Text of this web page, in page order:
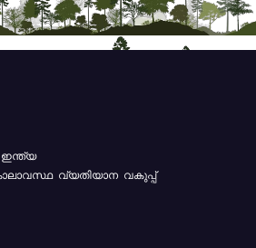
വ്യതിയാന വകുപ്പ്